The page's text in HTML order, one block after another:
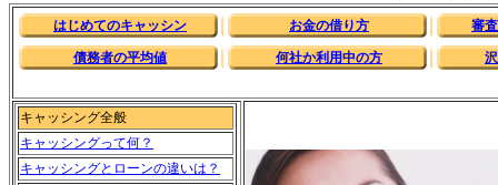
はじめてのキャッシン お金の借り方 審
債務者の平均値 何社か利用中の方
キャッシング全般
キャッシングって何？
キャッシングとローンの違いは？